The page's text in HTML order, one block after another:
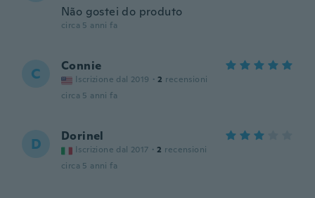
Não gostei do produto
circa 5 anni fa
C Connie
Iscrizione dal 2019 · 2 recensioni
circa 5 anni fa
D Dorinel
Iscrizione dal 2017 · 2 recensioni
circa 5 anni fa